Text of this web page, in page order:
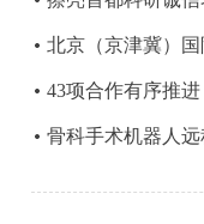
北京（京津冀）
43项合作有序推
骨科手术机器人